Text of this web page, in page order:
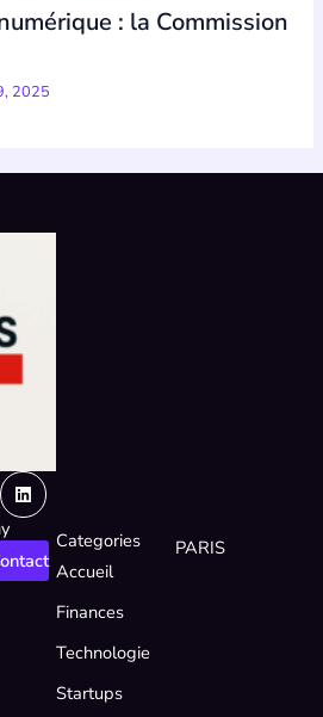
: la Commission
2025
Linkedin
Categories
Accueil
Finances
Technologie
Startups
PARIS